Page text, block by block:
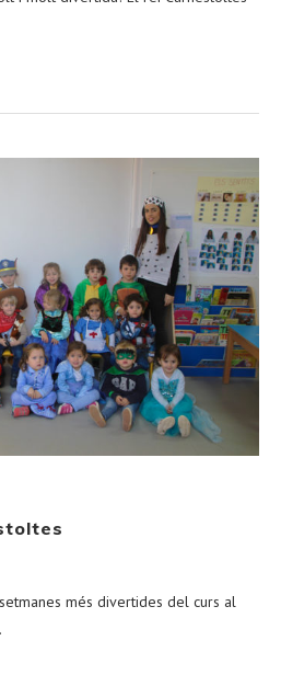
més divertides del curs al